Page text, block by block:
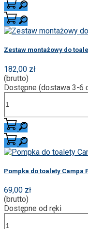
Zestaw montażowy do
182,00 zł
(brutto)
Dostępne (dostawa 3-6
Pompka do toalety Campa
69,00 zł
(brutto)
Dostępne od ręki